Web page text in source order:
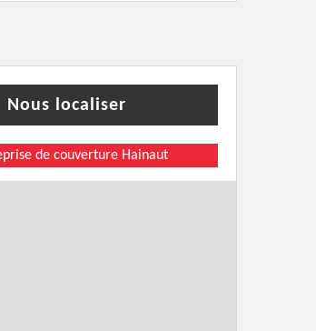
Nous localiser
de couverture Hainaut